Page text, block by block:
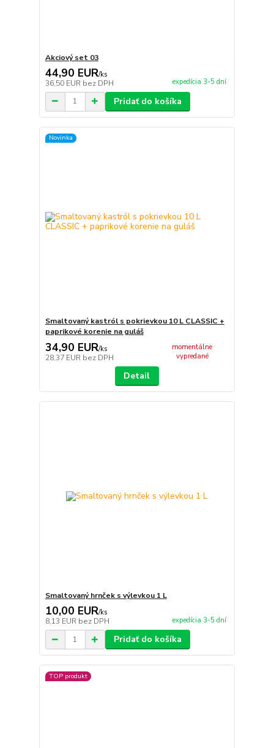
Akciový set 03
44,90 EUR/ks
36,50 EUR bez DPH expedícia 3-5 dní
Pridať do košíka
Novinka
Smaltovaný kastról s pokrievkou 10 L CLASSIC +
paprikové korenie na guláš
34,90 EUR/ks
28,37 EUR bez DPH
momentálne
vypredané
Detail
Smaltovaný hrnček s výlevkou 1 L
10,00 EUR/ks
8,13 EUR bez DPH expedícia 3-5 dní
Pridať do košíka
TOP produkt